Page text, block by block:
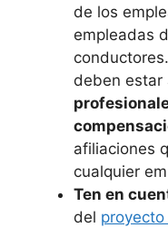
de los
empleadas
deben estar
afiliaciones
cualquier
Ten en
del